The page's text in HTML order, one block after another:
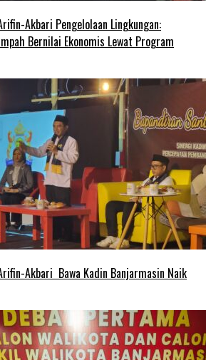
Akbari Pengelolaan Lingkungan:
Bernilai Ekonomis Lewat Program
Akbari Bawa Kadin Banjarmasin Naik